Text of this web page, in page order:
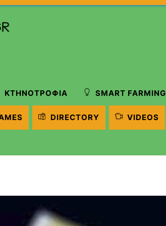
ΚΤΗΝΟΤΡΟΦΊΑ SMART FARMING
DIRECTORY VIDEOS